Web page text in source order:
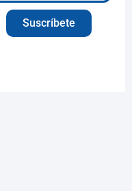
Suscríbete